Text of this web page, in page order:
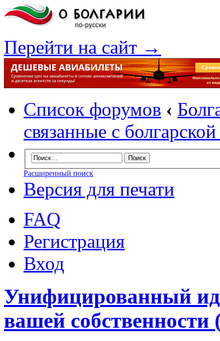
Перейти на сайт →
Список форумов ‹
связанные с
Расширенный поиск
Версия для печати
FAQ
Регистрация
Вход
Унифицированный
вашей собственности